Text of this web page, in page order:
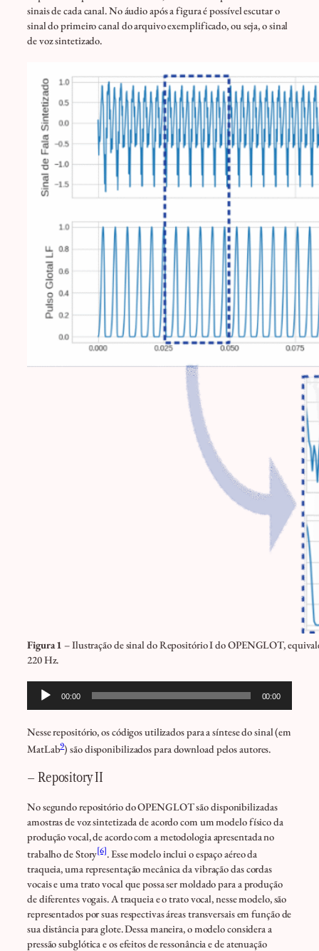
sinais de cada canal. No áudio após a figura é possível escutar o
sinal do primeiro canal do arquivo exemplificado, ou seja, o sinal
de voz sintetizado.
Figura 1 – Ilustração de sinal do Repositório I do OPENGLOT,
220 Hz.
Tocador
00:00 00:00
Nesse repositório, os códigos utilizados para a síntese do sinal (em
MatLab9) são disponibilizados para download pelos autores.
– Repository II
No segundo repositório do OPENGLOT são disponibilizadas
amostras de voz sintetizada de acordo com um modelo físico da
produção vocal, de acordo com a metodologia apresentada no
trabalho de Story[6]. Esse modelo inclui o espaço aéreo da
traqueia, uma representação mecânica da vibração das cordas
vocais e uma trato vocal que possa ser moldado para a produção
de diferentes vogais. A traqueia e o trato vocal, nesse modelo, são
representados por suas respectivas áreas transversais em função de
sua distância para glote. Dessa maneira, o modelo considera a
pressão subglótica e os efeitos de ressonância e de atenuação